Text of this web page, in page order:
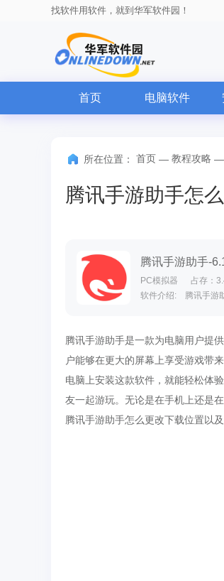
找软件用软件，就到华军软件园！
首页 电脑软件
所在位置： 首页 — 教程攻略 —
腾讯手游助手-
PC模拟器 占存：
腾讯手游助手是一款为电脑用户提
户能够在更大的屏幕上享受游戏带
电脑上安装这款软件，就能轻松体
友一起游玩。无论是在手机上还是
腾讯手游助手怎么更改下载位置以